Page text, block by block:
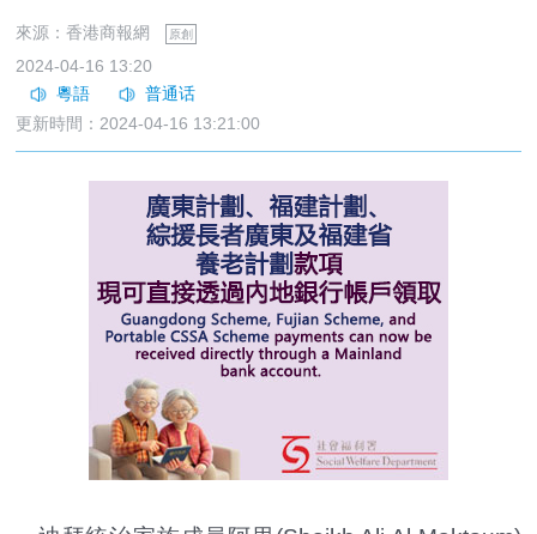
來源：香港商報網 原創
2024-04-16 13:20
更新時間：2024-04-16 13:21:00